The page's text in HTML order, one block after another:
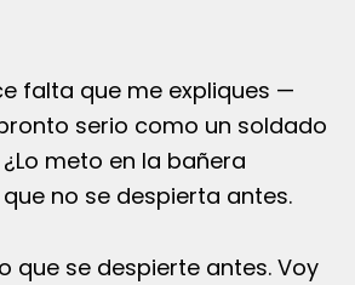
que me expliques —
serio como un soldado
meto en la bañera
no se despierta antes.
se despierte antes. Voy